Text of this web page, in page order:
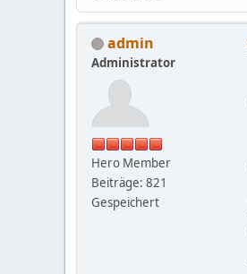
admin
Administrator
Hero Member
Beiträge: 821
Gespeichert